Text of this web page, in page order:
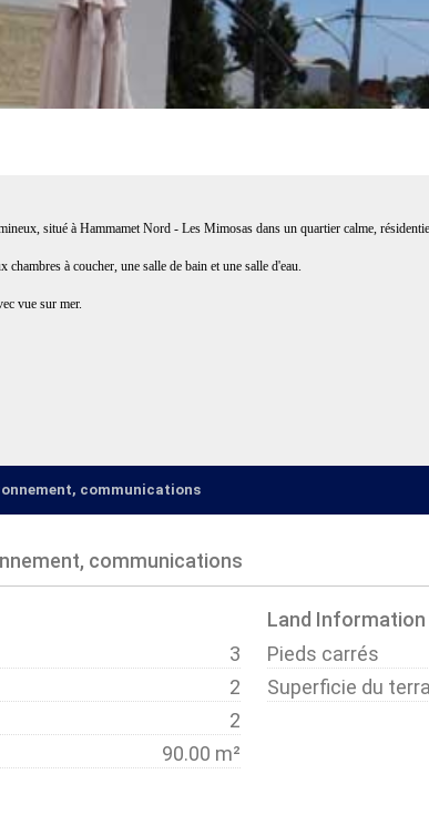
situé à Hammamet Nord - Les Mimosas dans un quartier calme,
à coucher, une salle de bain et une salle d'eau.
vue sur mer.
communications
communications
3
2
2
90.00 m²
Land Information
Pieds carrés
Superficie du